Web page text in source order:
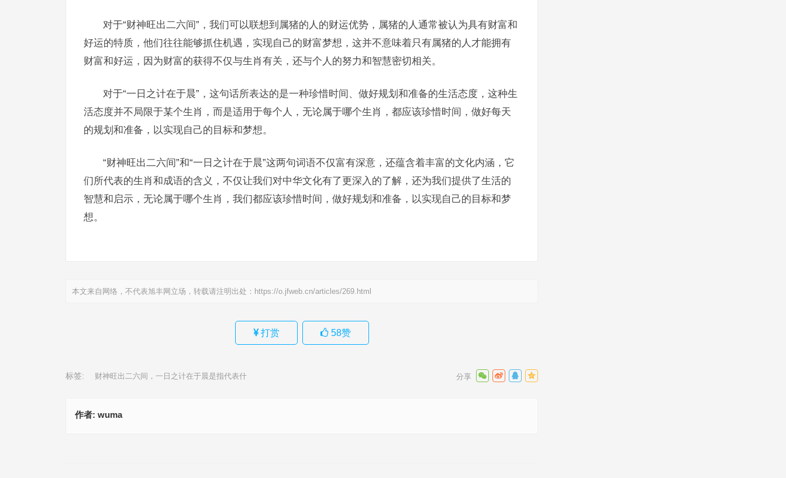
对于“财神旺出二六间”，我们可以联想到属猪的人的财运优势，属猪的人通常被认为具有财富和
好运的特质，他们往往能够抓住机遇，实现自己的财富梦想，这并不意味着只有属猪的人才能拥有
财富和好运，因为财富的获得不仅与生肖有关，还与个人的努力和智慧密切相关。
对于“一日之计在于晨”，这句话所表达的是一种珍惜时间、做好规划和准备的生活态度，这种生
活态度并不局限于某个生肖，而是适用于每个人，无论属于哪个生肖，都应该珍惜时间，做好每天
的规划和准备，以实现自己的目标和梦想。
“财神旺出二六间”和“一日之计在于晨”这两句词语不仅富有深意，还蕴含着丰富的文化内涵，它
们所代表的生肖和成语的含义，不仅让我们对中华文化有了更深入的了解，还为我们提供了生活的
智慧和启示，无论属于哪个生肖，我们都应该珍惜时间，做好规划和准备，以实现自己的目标和梦
想。
本文来自网络，不代表旭丰网立场，转载请注明出处： https://o.jfweb.cn/articles/269.html
打赏 58赞
标签: 财神旺出二六间，一日之计在于晨是指代表什
作者: wuma